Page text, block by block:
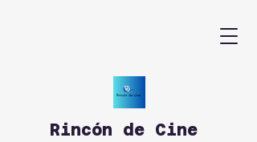
Rincón de Cine